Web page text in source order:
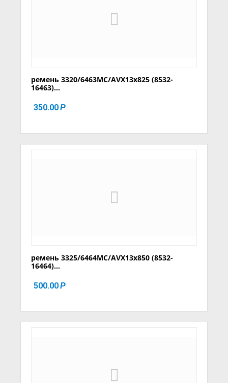
ремень 3320/6463MC/AVX13x825 (8532-
16463)...
350.00Р
ремень 3325/6464MC/AVX13x850 (8532-
16464)...
500.00Р